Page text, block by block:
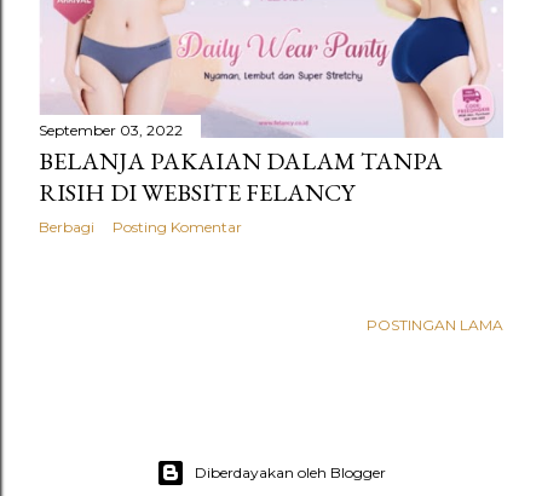
September 03, 2022
BELANJA PAKAIAN DALAM TANPA
RISIH DI WEBSITE FELANCY
Berbagi Posting Komentar
POSTINGAN LAMA
Diberdayakan oleh Blogger